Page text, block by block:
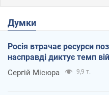
Думки
Росія втрачає ресурси
насправді диктує темп
Сергій Місюра 9,9 т.